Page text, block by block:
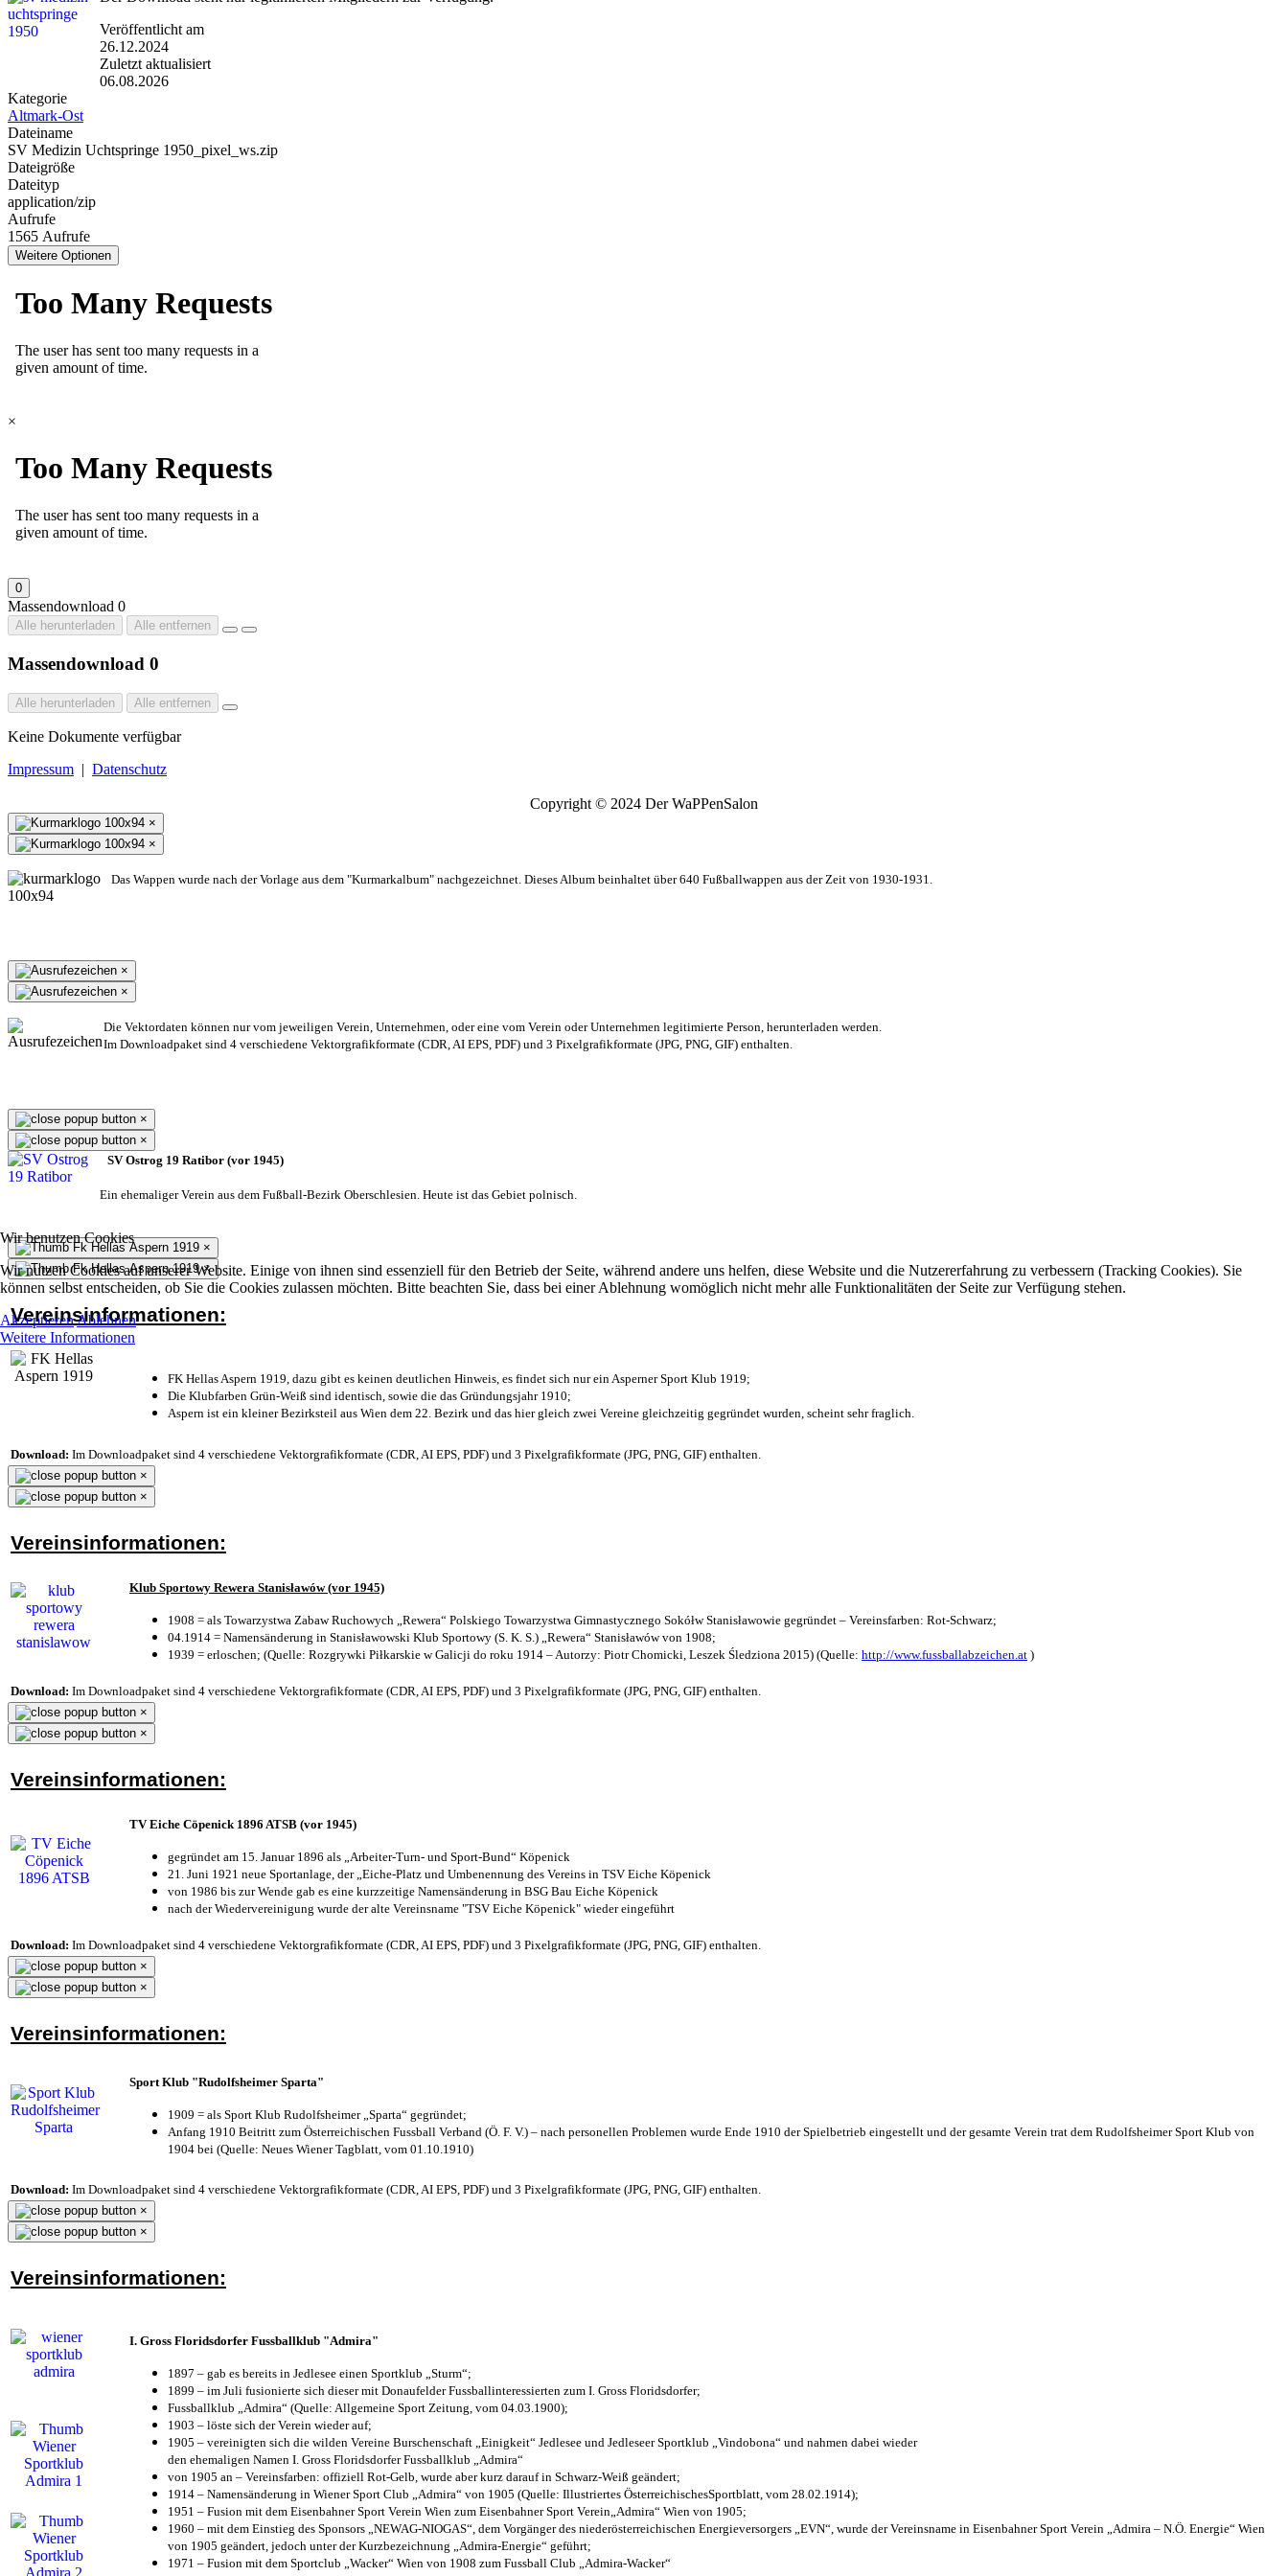
Veröffentlicht am
26.12.2024
Zuletzt aktualisiert
06.08.2026
Kategorie
Altmark-Ost
Dateiname
SV Medizin Uchtspringe 1950_pixel_ws.zip
Dateigröße
Dateityp
application/zip
Aufrufe
1565 Aufrufe
Weitere Optionen
×
0
Massendownload 0
Alle herunterladen Alle entfernen
Massendownload 0
Alle herunterladen Alle entfernen
Keine Dokumente verfügbar
Impressum | Datenschutz
Copyright © 2024 Der WaPPenSalon
Wir benutzen Cookies
Wir nutzen Cookies auf unserer Website. Einige von ihnen sind essenziell für den Betrieb der Seite, während andere uns helfen, diese Website und die Nutzererfahrung zu verbessern (Tracking Cookies). Sie
können selbst entscheiden, ob Sie die Cookies zulassen möchten. Bitte beachten Sie, dass bei einer Ablehnung womöglich nicht mehr alle Funktionalitäten der Seite zur Verfügung stehen.
AkzeptierenAblehnen
Weitere Informationen
×
×
Das Wappen wurde nach der Vorlage aus dem "Kurmarkalbum" nachgezeichnet. Dieses Album beinhaltet über 640 Fußballwappen aus der Zeit von 1930-1931.
×
×
Die Vektordaten können nur vom jeweiligen Verein, Unternehmen, oder eine vom Verein oder Unternehmen legitimierte Person, herunterladen werden.
Im Downloadpaket sind 4 verschiedene Vektorgrafikformate (CDR, AI EPS, PDF) und 3 Pixelgrafikformate (JPG, PNG, GIF) enthalten.
×
×
SV Ostrog 19 Ratibor (vor 1945)
Ein ehemaliger Verein aus dem Fußball-Bezirk Oberschlesien. Heute ist das Gebiet polnisch.
×
×
Vereinsinformationen:
FK Hellas Aspern 1919, dazu gibt es keinen deutlichen Hinweis, es findet sich nur ein Asperner Sport Klub 1919;
Die Klubfarben Grün-Weiß sind identisch, sowie die das Gründungsjahr 1910;
Aspern ist ein kleiner Bezirksteil aus Wien dem 22. Bezirk und das hier gleich zwei Vereine gleichzeitig gegründet wurden, scheint sehr fraglich.
Download: Im Downloadpaket sind 4 verschiedene Vektorgrafikformate (CDR, AI EPS, PDF) und 3 Pixelgrafikformate (JPG, PNG, GIF) enthalten.
×
×
Vereinsinformationen:
Klub Sportowy Rewera Stanisławów (vor 1945)
1908 = als Towarzystwa Zabaw Ruchowych „Rewera“ Polskiego Towarzystwa Gimnastycznego Sokółw Stanisławowie gegründet – Vereinsfarben: Rot-Schwarz;
04.1914 = Namensänderung in Stanisławowski Klub Sportowy (S. K. S.) „Rewera“ Stanisławów von 1908;
1939 = erloschen; (Quelle: Rozgrywki Piłkarskie w Galicji do roku 1914 – Autorzy: Piotr Chomicki, Leszek Śledziona 2015) (Quelle: http://www.fussballabzeichen.at )
Download: Im Downloadpaket sind 4 verschiedene Vektorgrafikformate (CDR, AI EPS, PDF) und 3 Pixelgrafikformate (JPG, PNG, GIF) enthalten.
×
×
Vereinsinformationen:
TV Eiche Cöpenick 1896 ATSB (vor 1945)
gegründet am 15. Januar 1896 als „Arbeiter-Turn- und Sport-Bund“ Köpenick
21. Juni 1921 neue Sportanlage, der „Eiche-Platz und Umbenennung des Vereins in TSV Eiche Köpenick
von 1986 bis zur Wende gab es eine kurzzeitige Namensänderung in BSG Bau Eiche Köpenick
nach der Wiedervereinigung wurde der alte Vereinsname "TSV Eiche Köpenick" wieder eingeführt
Download: Im Downloadpaket sind 4 verschiedene Vektorgrafikformate (CDR, AI EPS, PDF) und 3 Pixelgrafikformate (JPG, PNG, GIF) enthalten.
×
×
Vereinsinformationen:
Sport Klub "Rudolfsheimer Sparta"
1909 = als Sport Klub Rudolfsheimer „Sparta“ gegründet;
Anfang 1910 Beitritt zum Österreichischen Fussball Verband (Ö. F. V.) – nach personellen Problemen wurde Ende 1910 der Spielbetrieb eingestellt und der gesamte Verein trat dem Rudolfsheimer Sport Klub von
1904 bei (Quelle: Neues Wiener Tagblatt, vom 01.10.1910)
Download: Im Downloadpaket sind 4 verschiedene Vektorgrafikformate (CDR, AI EPS, PDF) und 3 Pixelgrafikformate (JPG, PNG, GIF) enthalten.
×
×
Vereinsinformationen:
I. Gross Floridsdorfer Fussballklub "Admira"
1897 – gab es bereits in Jedlesee einen Sportklub „Sturm“;
1899 – im Juli fusionierte sich dieser mit Donaufelder Fussballinteressierten zum I. Gross Floridsdorfer;
Fussballklub „Admira“ (Quelle: Allgemeine Sport Zeitung, vom 04.03.1900);
1903 – löste sich der Verein wieder auf;
1905 – vereinigten sich die wilden Vereine Burschenschaft „Einigkeit“ Jedlesee und Jedleseer Sportklub „Vindobona“ und nahmen dabei wieder
den ehemaligen Namen I. Gross Floridsdorfer Fussballklub „Admira“
von 1905 an – Vereinsfarben: offiziell Rot-Gelb, wurde aber kurz darauf in Schwarz-Weiß geändert;
1914 – Namensänderung in Wiener Sport Club „Admira“ von 1905 (Quelle: Illustriertes ÖsterreichischesSportblatt, vom 28.02.1914);
1951 – Fusion mit dem Eisenbahner Sport Verein Wien zum Eisenbahner Sport Verein„Admira“ Wien von 1905;
1960 – mit dem Einstieg des Sponsors „NEWAG-NIOGAS“, dem Vorgänger des niederösterreichischen Energieversorgers „EVN“, wurde der Vereinsname in Eisenbahner Sport Verein „Admira – N.Ö. Energie“ Wien
von 1905 geändert, jedoch unter der Kurzbezeichnung „Admira-Energie“ geführt;
1971 – Fusion mit dem Sportclub „Wacker“ Wien von 1908 zum Fussball Club „Admira-Wacker“